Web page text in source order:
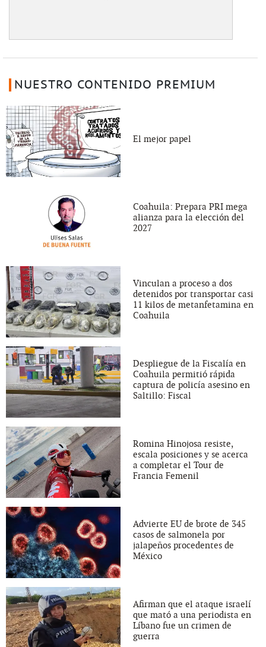
NUESTRO CONTENIDO PREMIUM
El mejor papel
Coahuila: Prepara PRI mega
alianza para la elección del
2027
Vinculan a proceso a dos
detenidos por transportar casi
11 kilos de metanfetamina en
Coahuila
Despliegue de la Fiscalía en
Coahuila permitió rápida
captura de policía asesino en
Saltillo: Fiscal
Romina Hinojosa resiste,
escala posiciones y se acerca
a completar el Tour de
Francia Femenil
Advierte EU de brote de 345
casos de salmonela por
jalapeños procedentes de
México
Afirman que el ataque israelí
que mató a una periodista en
Líbano fue un crimen de
guerra